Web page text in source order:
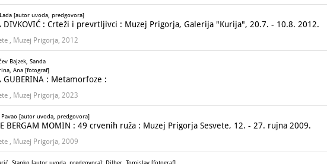
[autor uvoda, predgovora]
DIVKOVIĆ : Crteži i prevrtljivci : Muzej Prigorja, Galerija "Kurija", 20.7. - 10.8. 2012.
, Muzej Prigorja, 2012
Bajzek, Sanda
Ana [fotograf]
GUBERINA : Metamorfoze :
, Muzej Prigorja, 2023
Pavao [autor uvoda, predgovora]
BERGAM MOMIN : 49 crvenih ruža : Muzej Prigorja Sesvete, 12. - 27. rujna 2009.
, Muzej Prigorja, 2009
Stanko [autor uvoda, predgovora]; Dilber, Tomislav [fotograf]